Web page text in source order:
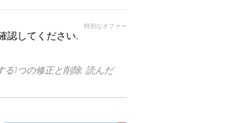
特別なオファー
認してください.
1つの修正と削除. 読んだ